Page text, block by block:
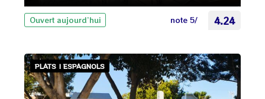
Ouvert aujourd’hui note 5/ 4.24
PLATS | ESPAGNOLS